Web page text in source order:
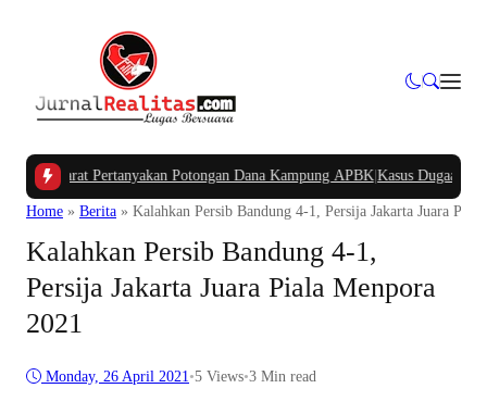
Barat Pertanyakan Potongan Dana Kampung APBK |Kasus Dugaan
Home » Berita » Kalahkan Persib Bandung 4-1, Persija Jakarta Juara
Kalahkan Persib Bandung 4-1,
Persija Jakarta Juara Piala Menpora
2021
Monday, 26 April 2021•5 Views•3 Min read